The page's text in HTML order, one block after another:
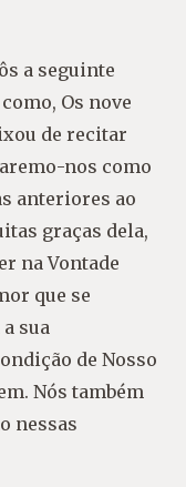
a seguinte
Os nove
de recitar
nos como
anteriores ao
graças dela,
na Vontade
que se
sua
de Nosso
Nós também
nessas